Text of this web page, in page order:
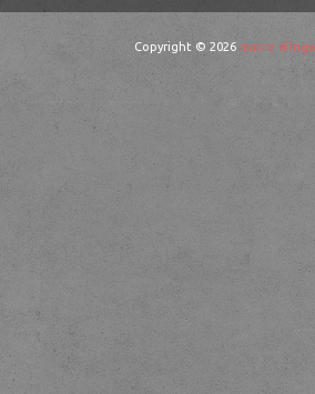
Copyright © 2026 mairie